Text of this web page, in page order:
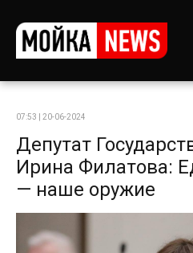
07:53 | 20-06-2024
Депутат
Ирина Филатова:
— наше оружие